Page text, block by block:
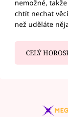
nemožné,
chtít nechat
než uděláte
CELÝ